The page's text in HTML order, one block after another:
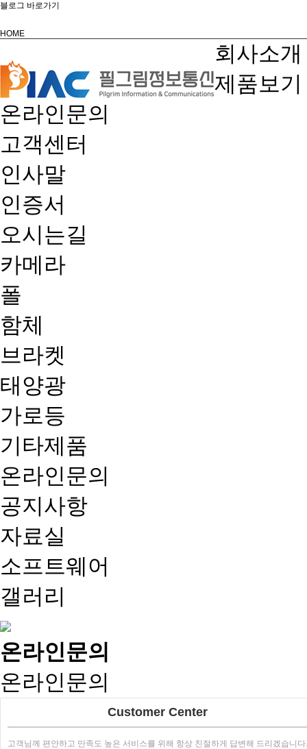
블로그 바로가기
HOME
회사소개
제품보기
온라인문의
고객센터
인사말
인증서
오시는길
카메라
폴
함체
브라켓
태양광
가로등
기타제품
온라인문의
공지사항
자료실
소프트웨어
갤러리
온라인문의
온라인문의
Customer Center
고객님께 편안하고 만족도 높은 서비스를 위해 항상 친절하게 답변해 드리겠습니다.